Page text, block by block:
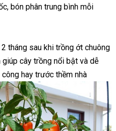
bón phân trung bình mỗi
tháng sau khi trồng ớt chuông
giúp cây trồng nổi bật và dễ
hay trước thềm nhà